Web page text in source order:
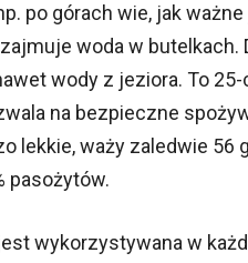
po górach wie, jak
woda w butelkach.
wody z jeziora. To
na bezpieczne
lekkie, waży zaledwie 56
pasożytów.
wykorzystywana w